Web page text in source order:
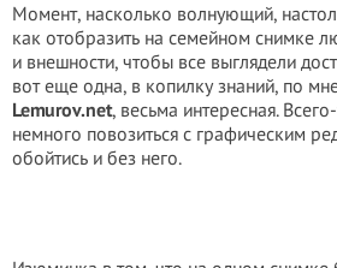
Момент, насколько волнующий,
как отобразить на семейном снимке
и внешности, чтобы все выглядели
вот еще одна, в копилку знаний, по
Lemurov.net, весьма интересная.
немного повозиться с графическим
обойтись и без него.